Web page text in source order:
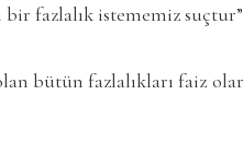
fazlalık istememiz
bütün fazlalıkları faiz